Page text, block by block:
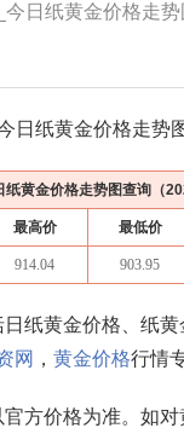
日纸黄金价格走
日纸黄金价格走势
黄金价格走势图查询（
最高价 最低价
914.04 903.95
纸黄金价格、纸
网 ， 黄金价格行情
方价格为准。如